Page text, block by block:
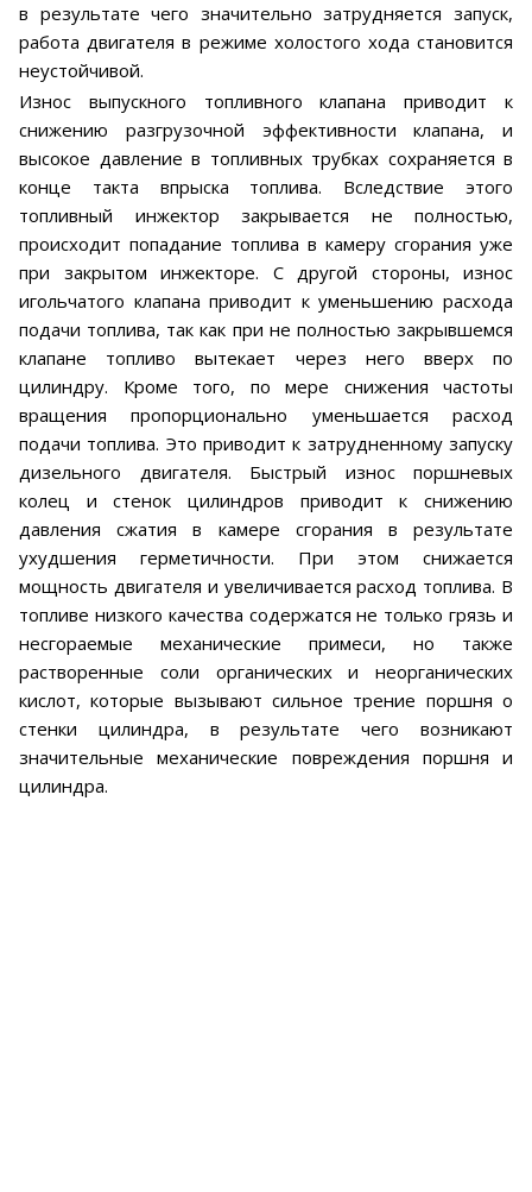
в результате чего значительно затрудняется запуск,
работа двигателя в режиме холостого хода становится
неустойчивой.
Износ выпускного топливного клапана приводит к
снижению разгрузочной эффективности клапана, и
высокое давление в топливных трубках сохраняется в
конце такта впрыска топлива. Вследствие этого
топливный инжектор закрывается не полностью,
происходит попадание топлива в камеру сгорания уже
при закрытом инжекторе. С другой стороны, износ
игольчатого клапана приводит к уменьшению расхода
подачи топлива, так как при не полностью закрывшемся
клапане топливо вытекает через него вверх по
цилиндру. Кроме того, по мере снижения частоты
вращения пропорционально уменьшается расход
подачи топлива. Это приводит к затрудненному запуску
дизельного двигателя. Быстрый износ поршневых
колец и стенок цилиндров приводит к снижению
давления сжатия в камере сгорания в результате
ухудшения герметичности. При этом снижается
мощность двигателя и увеличивается расход топлива. В
топливе низкого качества содержатся не только грязь и
несгораемые механические примеси, но также
растворенные соли органических и неорганических
кислот, которые вызывают сильное трение поршня о
стенки цилиндра, в результате чего возникают
значительные механические повреждения поршня и
цилиндра.